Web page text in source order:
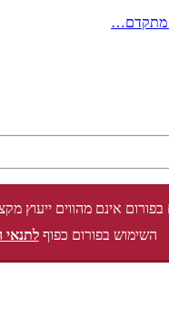
מתקדם…
בפורום אינם מהווים ייעוץ
השימוש בפורום כפוףלתנאי